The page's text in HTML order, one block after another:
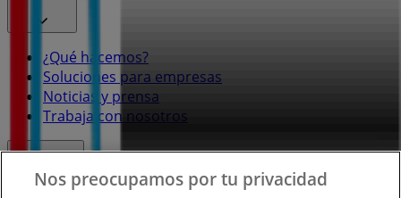
¿Qué hacemos?
Soluciones para empresas
Noticias y prensa
Trabaja con nosotros
Nos preocupamos por tu privacidad